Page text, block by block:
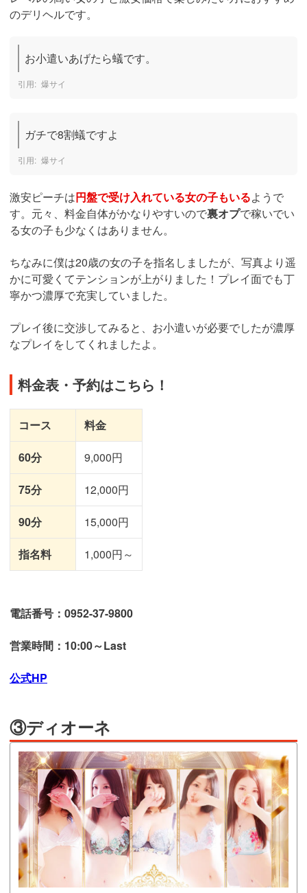
のデリヘルです。
お小遣いあげたら蟻です。
爆サイ
ガチで8割蟻ですよ
爆サイ
激安ピーチは円盤で受け入れている女の子もいるようで
す。元々、料金自体がかなりやすいので裏オプで稼いでい
る女の子も少なくはありません。
ちなみに僕は20歳の女の子を指名しましたが、写真より遥
かに可愛くてテンションが上がりました！プレイ面でも丁
寧かつ濃厚で充実していました。
プレイ後に交渉してみると、お小遣いが必要でしたが濃厚
なプレイをしてくれましたよ。
料金表・予約はこちら！
コース 料金
60分 9,000円
75分 12,000円
90分 15,000円
指名料 1,000円～
電話番号：0952-37-9800
営業時間：10:00～Last
公式HP
③ディオーネ